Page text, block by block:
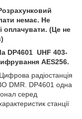
немає. Не
оплачувати. (Це не
DP4601 UHF 403-
AES256.
Цифрова радіостанція
DMR. DP4601 одна
серед
станції